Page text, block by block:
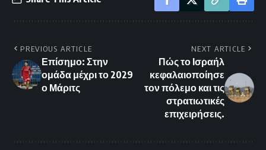
PREVIOUS ARTICLE
Επίσημο: Στην
ομάδα μέχρι το 2029
ο Μάριτς
NEXT ARTICLE
Πώς το Ισραήλ
κεφαλαιοποίησε
τον πόλεμο και τις
στρατιωτικές
επιχειρήσεις.